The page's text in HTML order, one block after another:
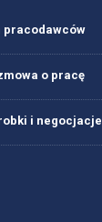
pracodawców
o pracę
i negocjacje